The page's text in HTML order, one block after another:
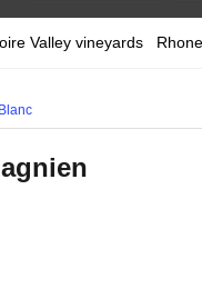
Valley vineyards